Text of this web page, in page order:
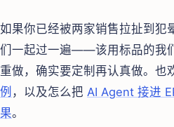
如果你已经被两家销售拉扯到犯
们一起过一遍——该用标品的我
重做，确实要定制再认真做。也
例 ，以及怎么把 AI Agent 接进
果。